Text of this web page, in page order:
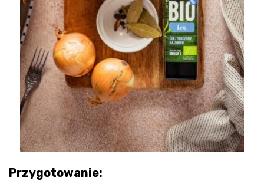
Przygotowanie: